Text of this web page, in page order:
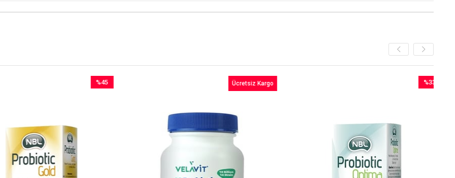
%45
Ücretsiz Kargo
%33